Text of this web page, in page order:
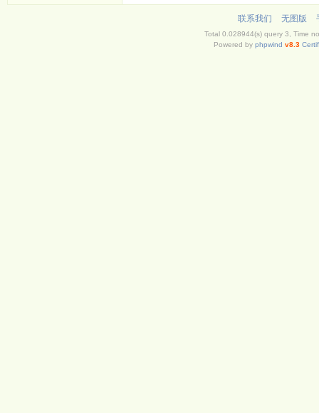
联系我们 无图版
Total 0.028944(s) query 3, Time
Powered by phpwind v8.3